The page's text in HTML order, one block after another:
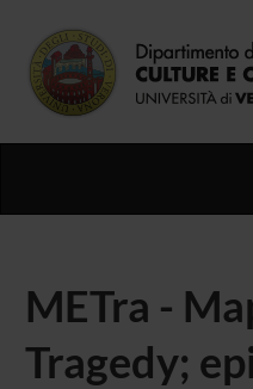
METra -
Tragedy;